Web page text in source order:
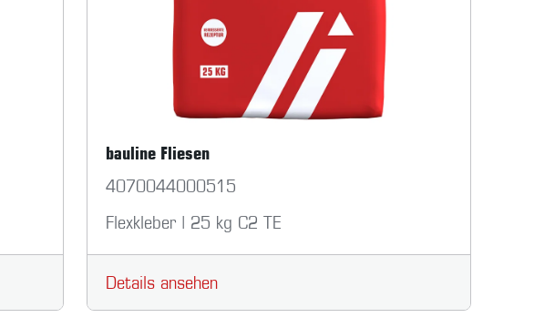
bauline Fliesen
4070044000515
Flexkleber | 25 kg C2 TE
Details ansehen